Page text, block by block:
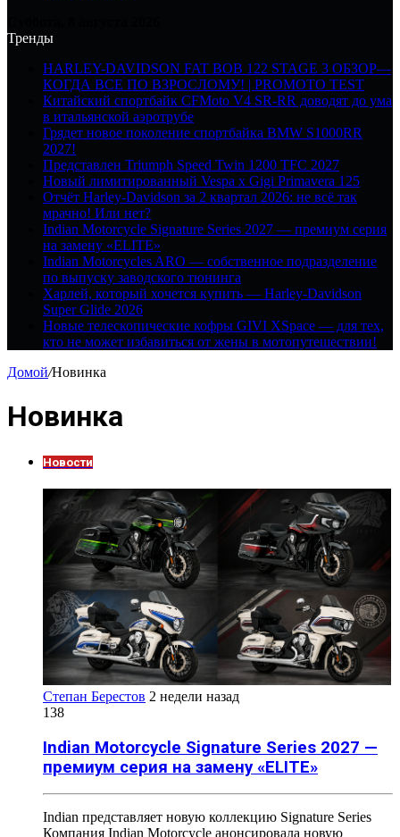
Тренды
HARLEY-DAVIDSON FAT BOB 122 STAGE 3 ОБЗОР—
КОГДА ВСЕ ПО ВЗРОСЛОМУ! | PROMOTO TEST
Китайский спортбайк CFMoto V4 SR-RR доводят до ума
в итальянской аэротрубе
Грядет новое поколение спортбайка BMW S1000RR
2027!
Представлен Triumph Speed Twin 1200 TFC 2027
Новый лимитированный Vespa x Gigi Primavera 125
Отчёт Harley-Davidson за 2 квартал 2026: не всё так
мрачно! Или нет?
Indian Motorcycle Signature Series 2027 — премиум серия
на замену «ELITE»
Indian Motorcycles ARO — собственное подразделение
по выпуску заводского тюнинга
Харлей, который хочется купить — Harley-Davidson
Super Glide 2026
Новые телескопические кофры GIVI XSpace — для тех,
кто не может избавиться от жены в мотопутешествии!
Домой/Новинка
Новинка
Новости
Степан Берестов 2 недели назад
138
Indian Motorcycle Signature Series 2027 —
премиум серия на замену «ELITE»
Indian представляет новую коллекцию Signature Series
Компания Indian Motorcycle анонсировала новую